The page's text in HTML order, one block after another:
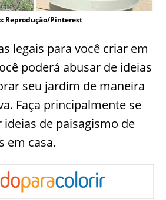
Reprodução/Pinterest
legais para você criar em
poderá abusar de ideias
seu jardim de maneira
Faça principalmente se
de paisagismo de
em casa.